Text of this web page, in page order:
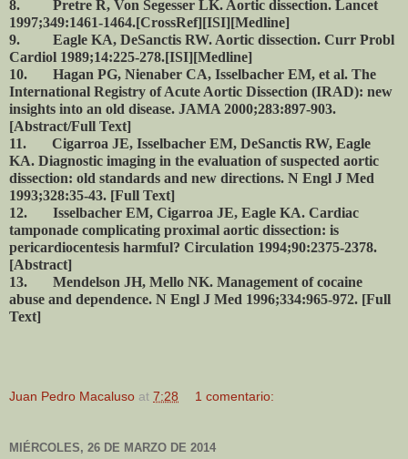
8. Pretre R, Von Segesser LK. Aortic dissection. Lancet
1997;349:1461-1464.[CrossRef][ISI][Medline]
9. Eagle KA, DeSanctis RW. Aortic dissection. Curr Probl
Cardiol 1989;14:225-278.[ISI][Medline]
10. Hagan PG, Nienaber CA, Isselbacher EM, et al. The
International Registry of Acute Aortic Dissection (IRAD): new
insights into an old disease. JAMA 2000;283:897-903.
[Abstract/Full Text]
11. Cigarroa JE, Isselbacher EM, DeSanctis RW, Eagle
KA. Diagnostic imaging in the evaluation of suspected aortic
dissection: old standards and new directions. N Engl J Med
1993;328:35-43. [Full Text]
12. Isselbacher EM, Cigarroa JE, Eagle KA. Cardiac
tamponade complicating proximal aortic dissection: is
pericardiocentesis harmful? Circulation 1994;90:2375-2378.
[Abstract]
13. Mendelson JH, Mello NK. Management of cocaine
abuse and dependence. N Engl J Med 1996;334:965-972. [Full
Text]
Juan Pedro Macaluso at 7:28 1 comentario:
MIÉRCOLES, 26 DE MARZO DE 2014